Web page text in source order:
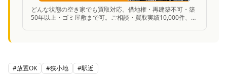
どんな状態の空き家でも買取対応。借地権・再建築不可・築
50年以上・ゴミ屋敷まで可。ご相談・買取実績10,000件、業
#放置OK #狭小地 #駅近